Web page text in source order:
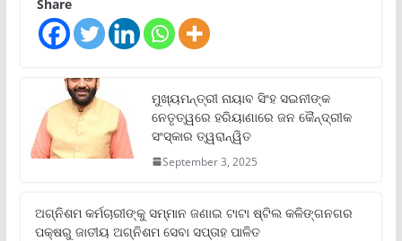
Share
ମୁଖ୍ୟମନ୍ତ୍ରୀ ନାୟାବ ସିଂହ ସଇନୀଙ୍କ
ନେତୃତ୍ୱରେ ହରିୟାଣାରେ ଜନ କୈନ୍ଦ୍ରୀକ
ସଂସ୍କାର ତ୍ୱରାନ୍ୱିତ
September 3, 2025
ଅଗ୍ନିଶମ କର୍ମଚାରୀଙ୍କୁ ସମ୍ମାନ ଜଣାଇ ଟାଟା ଷ୍ଟିଲ କଳିଙ୍ଗନଗର
ପକ୍ଷରୁ ଜାତୀୟ ଅଗ୍ନିଶମ ସେବା ସପ୍ତାହ ପାଳିତ